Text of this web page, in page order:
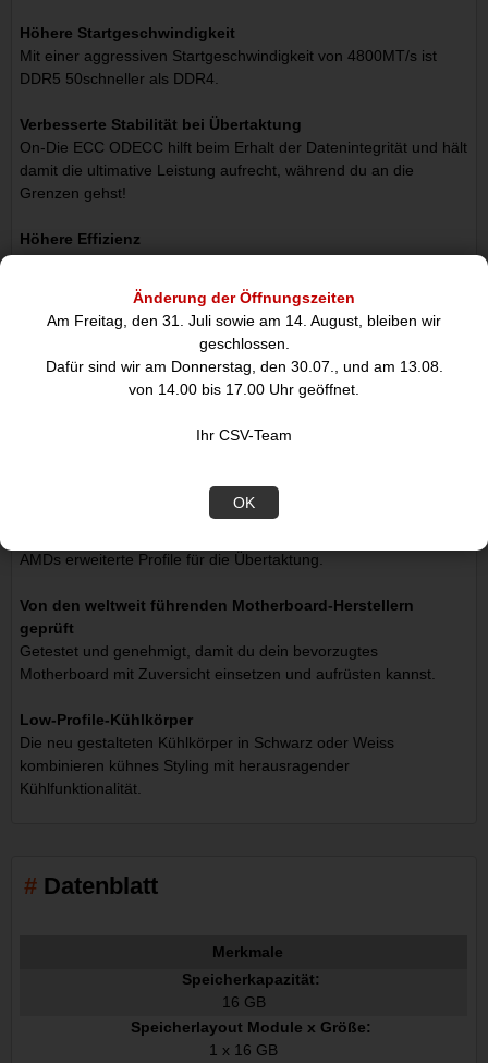
Änderung der Öffnungszeiten
Am Freitag, den 31. Juli sowie am 14. August, bleiben wir
geschlossen.
Dafür sind wir am Donnerstag, den 30.07., und am 13.08.
von 14.00 bis 17.00 Uhr geöffnet.
Ihr CSV-Team
OK
Höhere Startgeschwindigkeit
Mit einer aggressiven Startgeschwindigkeit von 4800MT/s ist
DDR5 50schneller als DDR4.
Verbesserte Stabilität bei Übertaktung
On-Die ECC ODECC hilft beim Erhalt der Datenintegrität und hält
damit die ultimative Leistung aufrecht, während du an die
Grenzen gehst!
Höhere Effizienz
Dank der doppelten Anzahl an Bänken und Burst-Längen sowie
aussergewöhnliche Datenverarbeitung von DDR5 bei den
neuesten Games, Programmen und anspruchsvollen
Intel XMP 3,0 zertifiziert
Spannungen für Übertaktungsleistung und Speichern neuer
AMDs erweiterte Profile für die Übertaktung.
Von den weltweit führenden Motherboard-Herstellern
geprüft
Getestet und genehmigt, damit du dein bevorzugtes
Motherboard mit Zuversicht einsetzen und aufrüsten kannst.
Low-Profile-Kühlkörper
Die neu gestalteten Kühlkörper in Schwarz oder Weiss
kombinieren kühnes Styling mit herausragender
Kühlfunktionalität.
Datenblatt
Merkmale
Speicherkapazität:
16 GB
Speicherlayout Module x Größe:
1 x 16 GB